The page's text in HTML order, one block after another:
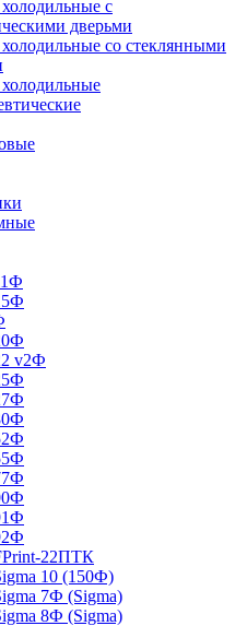
с
дверьми
со стеклянными
v2Ф
22ПТК
10 (150Ф)
7Ф (Sigma)
8Ф (Sigma)